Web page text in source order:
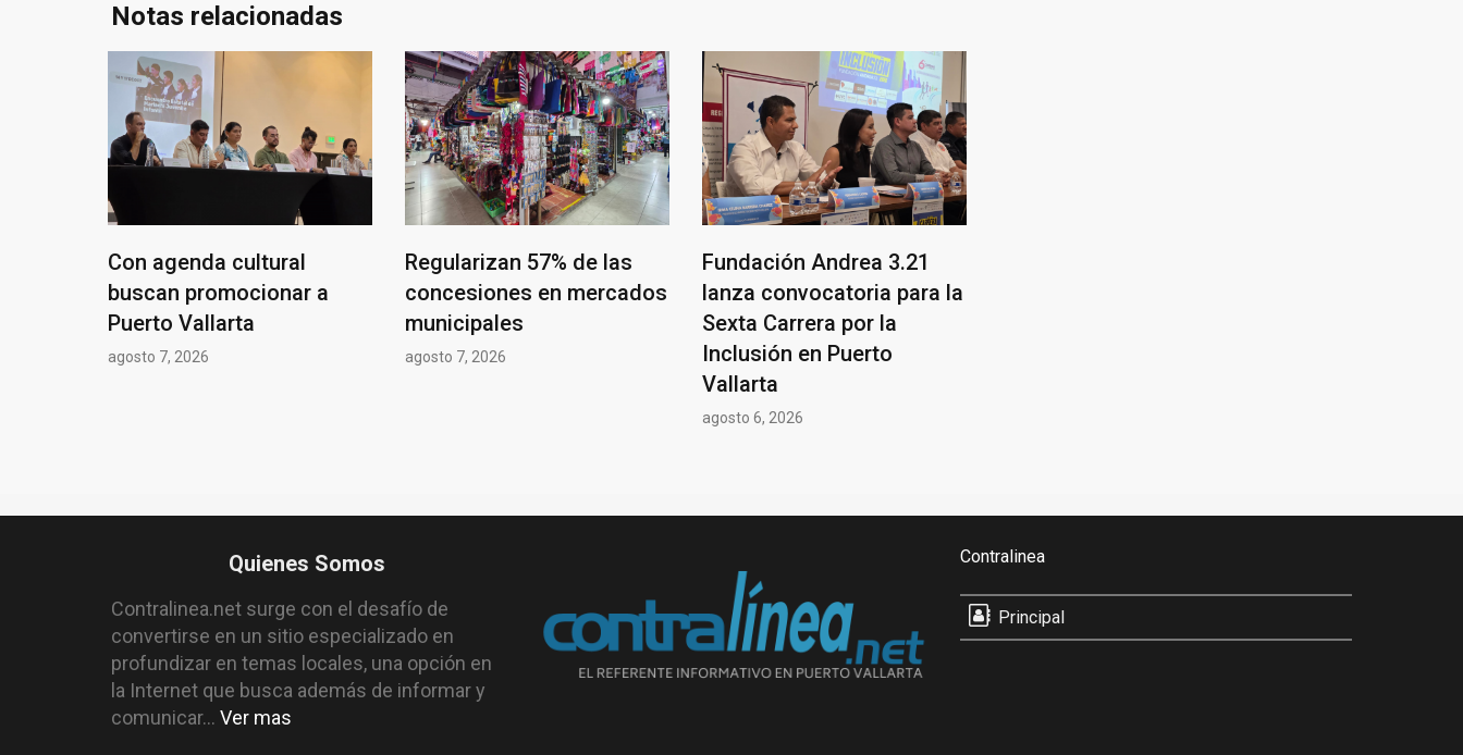
Notas relacionadas
Con agenda cultural
buscan promocionar a
Puerto Vallarta
agosto 7, 2026
Regularizan 57% de las
concesiones en mercados
municipales
agosto 7, 2026
Fundación Andrea 3.21
lanza convocatoria para la
Sexta Carrera por la
Inclusión en Puerto
Vallarta
agosto 6, 2026
Quienes Somos
Contralinea.net surge con el desafío de
convertirse en un sitio especializado en
profundizar en temas locales, una opción en
la Internet que busca además de informar y
comunicar... Ver mas
Contralinea
Principal